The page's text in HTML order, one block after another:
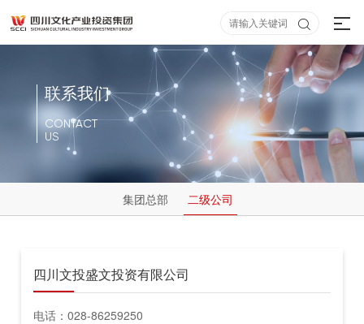

联系我们
CONTACT
US
集团总部 二级公司
四川文投盛文投资有限公司
电话：028-86259250